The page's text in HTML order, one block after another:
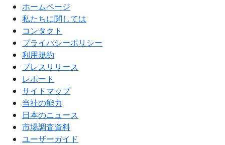
ホームページ
私たちに関しては
コンタクト
プライバシーポリシー
利用規約
プレスリリース
レポート
サイトマップ
当社の能力
日本のニュース
市場調査資料
ユーザーガイド